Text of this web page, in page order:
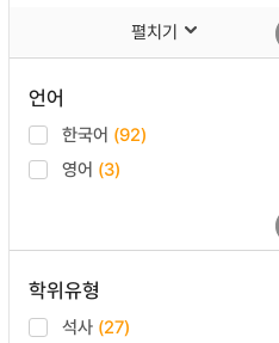
펼치기
언어
한국어 (92)
영어 (3)
학위유형
석사 (27)